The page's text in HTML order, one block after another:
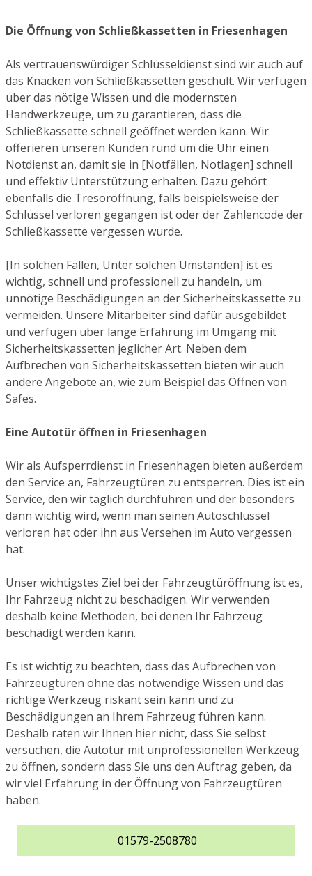
Die Öffnung von Schließkassetten in Friesenhagen
Als vertrauenswürdiger Schlüsseldienst sind wir auch auf
das Knacken von Schließkassetten geschult. Wir verfügen
über das nötige Wissen und die modernsten
Handwerkzeuge, um zu garantieren, dass die
Schließkassette schnell geöffnet werden kann. Wir
offerieren unseren Kunden rund um die Uhr einen
Notdienst an, damit sie in [Notfällen, Notlagen] schnell
und effektiv Unterstützung erhalten. Dazu gehört
ebenfalls die Tresoröffnung, falls beispielsweise der
Schlüssel verloren gegangen ist oder der Zahlencode der
Schließkassette vergessen wurde.
[In solchen Fällen, Unter solchen Umständen] ist es
wichtig, schnell und professionell zu handeln, um
unnötige Beschädigungen an der Sicherheitskassette zu
vermeiden. Unsere Mitarbeiter sind dafür ausgebildet
und verfügen über lange Erfahrung im Umgang mit
Sicherheitskassetten jeglicher Art. Neben dem
Aufbrechen von Sicherheitskassetten bieten wir auch
andere Angebote an, wie zum Beispiel das Öffnen von
Safes.
Eine Autotür öffnen in Friesenhagen
Wir als Aufsperrdienst in Friesenhagen bieten außerdem
den Service an, Fahrzeugtüren zu entsperren. Dies ist ein
Service, den wir täglich durchführen und der besonders
dann wichtig wird, wenn man seinen Autoschlüssel
verloren hat oder ihn aus Versehen im Auto vergessen
hat.
Unser wichtigstes Ziel bei der Fahrzeugtüröffnung ist es,
Ihr Fahrzeug nicht zu beschädigen. Wir verwenden
deshalb keine Methoden, bei denen Ihr Fahrzeug
beschädigt werden kann.
Es ist wichtig zu beachten, dass das Aufbrechen von
Fahrzeugtüren ohne das notwendige Wissen und das
richtige Werkzeug riskant sein kann und zu
Beschädigungen an Ihrem Fahrzeug führen kann.
Deshalb raten wir Ihnen hier nicht, dass Sie selbst
versuchen, die Autotür mit unprofessionellen Werkzeug
zu öffnen, sondern dass Sie uns den Auftrag geben, da
wir viel Erfahrung in der Öffnung von Fahrzeugtüren
haben.
01579-2508780